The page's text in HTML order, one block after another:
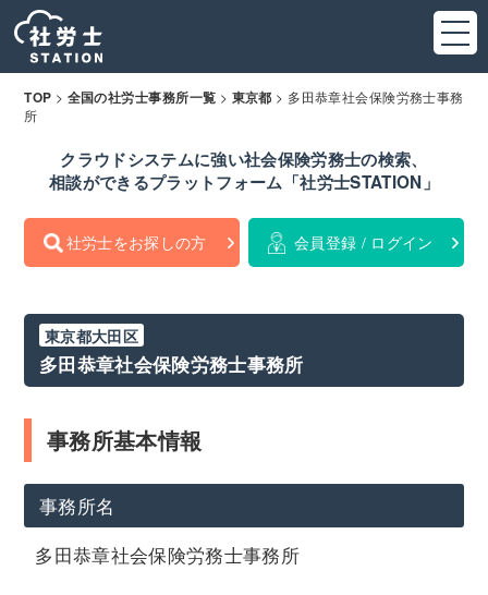
TOP > 全国の社労士事務所一覧 > 東京都 > 多田恭章社会保険労務士事務
所
クラウドシステムに強い社会保険労務士の検索、
相談ができるプラットフォーム「社労士STATION」
社労士をお探しの方 会員登録 / ログイン
東京都大田区
多田恭章社会保険労務士事務所
事務所基本情報
事務所名
多田恭章社会保険労務士事務所